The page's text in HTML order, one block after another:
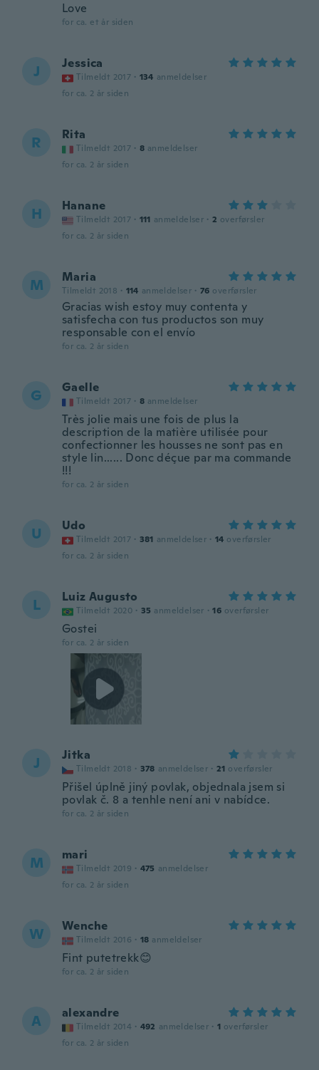
Love
for ca. et år siden
J Jessica
Tilmeldt 2017 · 134 anmeldelser
for ca. 2 år siden
R Rita
Tilmeldt 2017 · 8 anmeldelser
for ca. 2 år siden
H Hanane
Tilmeldt 2017 · 111 anmeldelser · 2 overførsler
for ca. 2 år siden
M Maria
Tilmeldt 2018 · 114 anmeldelser · 76 overførsler
Gracias wish estoy muy contenta y
satisfecha con tus productos son muy
responsable con el envío
for ca. 2 år siden
G Gaelle
Tilmeldt 2017 · 8 anmeldelser
Très jolie mais une fois de plus la
description de la matière utilisée pour
confectionner les housses ne sont pas en
style lin...... Donc déçue par ma commande
!!!
for ca. 2 år siden
U Udo
Tilmeldt 2017 · 381 anmeldelser · 14 overførsler
for ca. 2 år siden
L Luiz Augusto
Tilmeldt 2020 · 35 anmeldelser · 16 overførsler
Gostei
for ca. 2 år siden
J Jitka
Tilmeldt 2018 · 378 anmeldelser · 21 overførsler
Přišel úplně jiný povlak, objednala jsem si
povlak č. 8 a tenhle není ani v nabídce.
for ca. 2 år siden
M mari
Tilmeldt 2019 · 475 anmeldelser
for ca. 2 år siden
W Wenche
Tilmeldt 2016 · 18 anmeldelser
Fint putetrekk😊
for ca. 2 år siden
A alexandre
Tilmeldt 2014 · 492 anmeldelser · 1 overførsler
for ca. 2 år siden